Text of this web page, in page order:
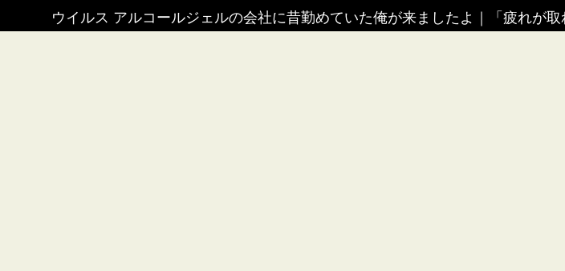
ウイルス アルコールジェルの会社に昔勤めていた俺が来ましたよ 「疲れが